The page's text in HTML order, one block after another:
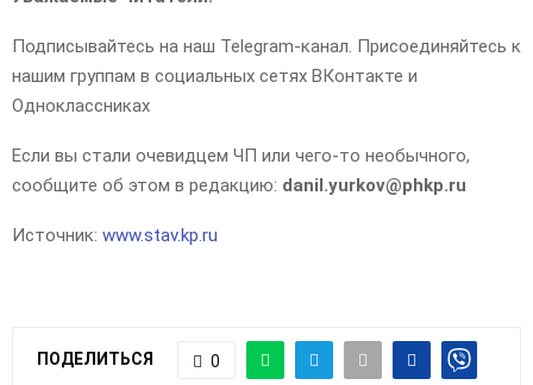
Подписывайтесь на наш Telegram-канал. Присоединяйтесь к
нашим группам в социальных сетях ВКонтакте и
Одноклассниках
Если вы стали очевидцем ЧП или чего-то необычного,
сообщите об этом в редакцию: danil.yurkov@phkp.ru
Источник: www.stav.kp.ru
ПОДЕЛИТЬСЯ 0